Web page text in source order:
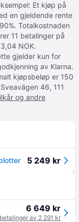
Et kjøp på
en gjeldende rente
Totalkostnaden
11 betalinger på
NOK.
gjelder kun for
av Klarna.
kjøpsbeløp er 150
46, 111
og andre
5 249 kr
6 649 kr
av 2 291 kr